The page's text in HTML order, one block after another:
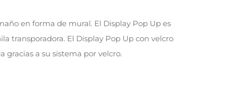
en forma de mural. El Display Pop Up es
transporadora. El Display Pop Up con velcro
gracias a su sistema por velcro.